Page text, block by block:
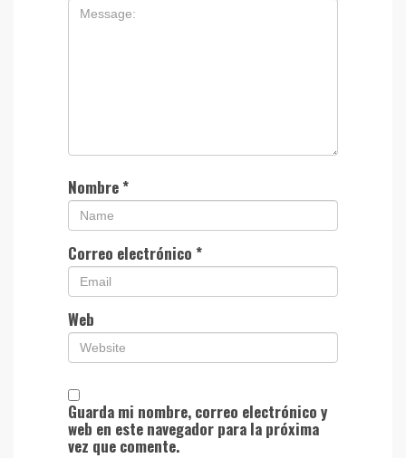
Nombre*
Correo electrónico *
Web
Guarda mi nombre, correo electrónico y
web en este navegador para la próxima
vez que comente.